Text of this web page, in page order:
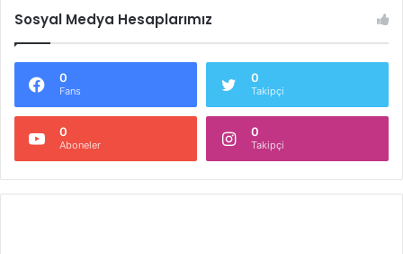
Sosyal Medya Hesaplarımız
0
Fans
0
Takipçi
0
Aboneler
0
Takipçi